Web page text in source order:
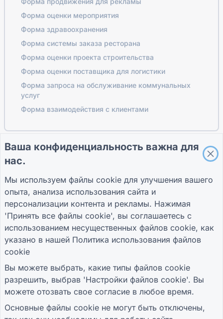
Форма оценки мероприятия
Форма здравоохранения
Форма системы заказа ресторана
Форма оценки проекта строительства
Форма оценки поставщика для логистики
Форма запроса на обслуживание коммунальных
услуг
Форма взаимодействия с клиентами
ПРИСОЕДИНЯЙТЕСЬ К СООБЩЕСТВУ
ПУТЕВОДИТЕЛИ
Справочный центр
TIGER FORM
Руководство
КОМПАНИЯ
УСЛОВИЯ
конфиденциальности
Настройки файлов
cookie
© 2026 QR Form Generator. All rights reserved.
Ваша конфиденциальность важна для
нас.
Мы используем файлы cookie для улучшения вашего
опыта, анализа использования сайта и
персонализации контента и рекламы. Нажимая
'Принять все файлы cookie', вы соглашаетесь с
использованием несущественных файлов cookie, как
указано в нашей Политика использования файлов
cookie
Вы можете выбрать, какие типы файлов cookie
разрешить, выбрав 'Настройки файлов cookie'. Вы
можете отозвать свое согласие в любое время.
Основные файлы cookie не могут быть отключены,